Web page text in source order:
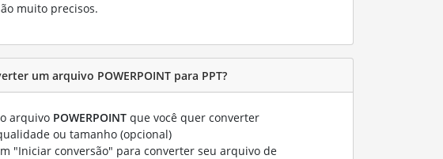
muito precisos.
um arquivo POWERPOINT para PPT?
arquivo POWERPOINT que você quer converter
ou tamanho (opcional)
"Iniciar conversão" para converter seu arquivo de